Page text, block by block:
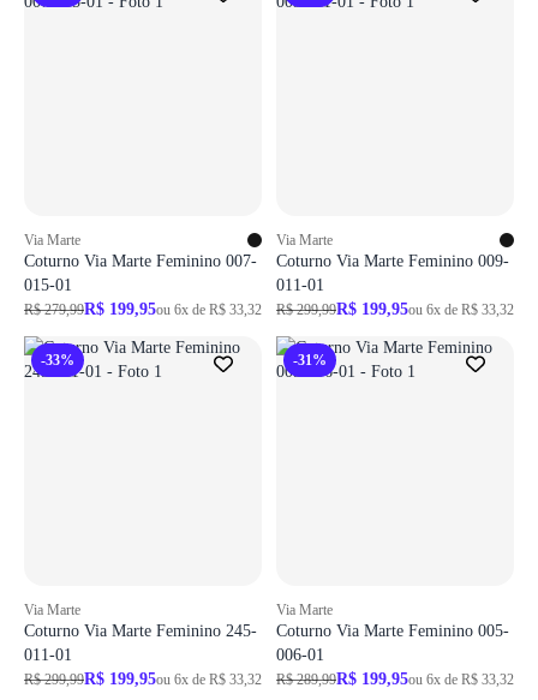
Via Marte
Coturno Via Marte Feminino 007-
015-01
R$ 279,99R$ 199,95ou 6x de R$ 33,32
Via Marte
Coturno Via Marte Feminino 009-
011-01
R$ 299,99R$ 199,95ou 6x de R$ 33,32
-33%
Via Marte
Coturno Via Marte Feminino 245-
011-01
R$ 299,99R$ 199,95ou 6x de R$ 33,32
-31%
Via Marte
Coturno Via Marte Feminino 005-
006-01
R$ 289,99R$ 199,95ou 6x de R$ 33,32